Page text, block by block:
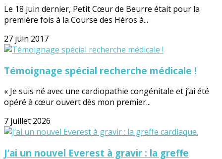
Le 18 juin dernier, Petit Cœur de Beurre était pour la
première fois à la Course des Héros à...
27 juin 2017
Témoignage spécial recherche médicale !
« Je suis né avec une cardiopathie congénitale et j’ai été
opéré à cœur ouvert dès mon premier...
7 juillet 2026
J’ai un nouvel Everest à gravir : la greffe